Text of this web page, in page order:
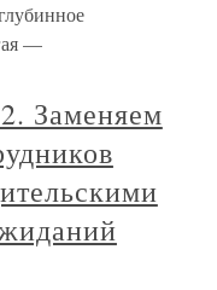
—
Заменяем